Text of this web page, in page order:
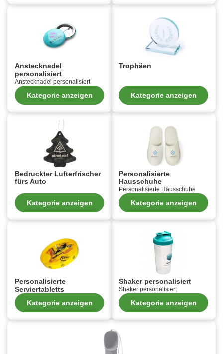
Anstecknadel
personalisiert
Anstecknadel personalisiert
Kategorie anzeigen
Trophäen
Kategorie anzeigen
Bedruckter Lufterfrischer
fürs Auto
Kategorie anzeigen
Personalisierte
Hausschuhe
Personalisierte Hausschuhe
Kategorie anzeigen
Personalisierte
Serviertabletts
Kategorie anzeigen
Shaker personalisiert
Shaker personalisiert
Kategorie anzeigen